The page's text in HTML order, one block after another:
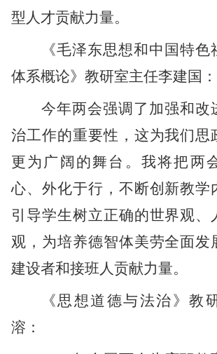
型人才贡献力量。
《毛泽东思想和中国特
体系概论》教研室主任李建国：
今年两会强调了加强和改
治工作的重要性，这为我们思
更为广阔的舞台。我将把两
心、外化于行，不断创新教学
引导学生树立正确的世界观、
观，为培养德智体美劳全面发
建设者和接班人贡献力量。
《思想道德与法治》教
溶：